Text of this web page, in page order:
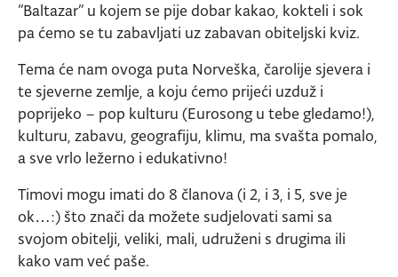
“Baltazar” u kojem se pije dobar kakao, kokteli i sok
pa ćemo se tu zabavljati uz zabavan obiteljski kviz.
Tema će nam ovoga puta Norveška, čarolije sjevera i
te sjeverne zemlje, a koju ćemo prijeći uzduž i
poprijeko – pop kulturu (Eurosong u tebe gledamo!),
kulturu, zabavu, geografiju, klimu, ma svašta pomalo,
a sve vrlo ležerno i edukativno!
Timovi mogu imati do 8 članova (i 2, i 3, i 5, sve je
ok…:) što znači da možete sudjelovati sami sa
svojom obitelji, veliki, mali, udruženi s drugima ili
kako vam već paše.